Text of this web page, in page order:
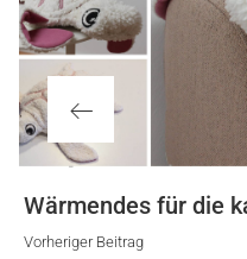
Vorheriger
Beitrag
Wärmendes für die
Vorheriger Beitrag